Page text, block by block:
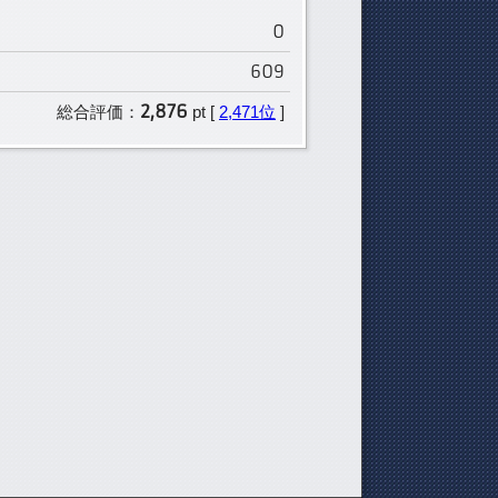
0
609
総合評価： 2,876 pt [ 2,471位 ]